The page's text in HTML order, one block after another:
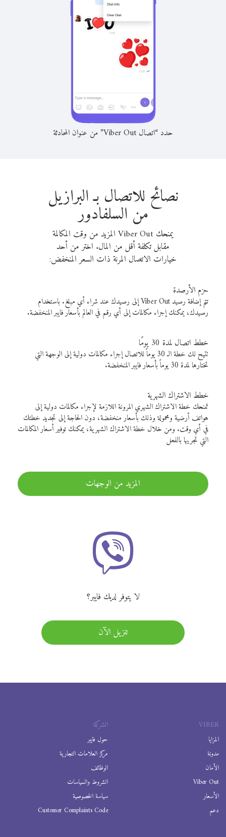
حدد “اتصال Viber Out” من عنوان المحادثة
نصائح للاتصال بـ البرازيل
من السلفادور
يمنحك Viber Out المزيد من وقت المكالمة
مقابل تكلفة أقل من المال. اختر من أحد
خيارات الاتصال المرنة ذات السعر المنخفض:
حزم الأرصدة
تتم إضافة رصيد Viber Out إلى رصيدك عند شراء أي مبلغ. باستخدام
رصيدك، يمكنك إجراء مكالمات إلى أي رقم في العالم بأسعار فايبر المنخفضة.
خطط اتصال لمدة 30 يومًا
تتيح لك خطة الـ 30 يوماً للاتصال إجراء مكالمات دولية إلى الوجهة التي
تختارها لمدة 30 يوماً بأسعار فايبر المنخفضة.
خطط الاشتراك الشهرية
تمنحك خطة الاشتراك الشهري المرونة اللازمة لإجراء مكالمات دولية إلى
هواتف أرضية ومحمولة وذلك بأسعار منخفضة، دون الحاجة إلى تجديد خطتك
في أي وقت. ومن خلال خطة الاشتراك الشهرية، يمكنك توفير أسعار المكالمات
التي تجريها بالفعل
المزيد من الوجهات
لا يتوفر لديك فايبر؟
تنزيل الآن
VIBER
المزايا
مدونة
الأمان
Viber Out
الأسعار
دعم
الشركة
حول فايبر
مركز العلامات التجارية
الوظائف
الشروط والسياسات
سياسة الخصوصية
Customer Complaints Code